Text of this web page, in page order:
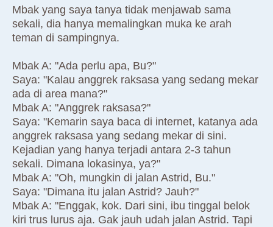
Mbak yang saya tanya tidak menjawab sama
sekali, dia hanya memalingkan muka ke arah
teman di sampingnya.
Mbak A: "Ada perlu apa, Bu?"
Saya: "Kalau anggrek raksasa yang sedang mekar
ada di area mana?"
Mbak A: "Anggrek raksasa?"
Saya: "Kemarin saya baca di internet, katanya ada
anggrek raksasa yang sedang mekar di sini.
Kejadian yang hanya terjadi antara 2-3 tahun
sekali. Dimana lokasinya, ya?"
Mbak A: "Oh, mungkin di jalan Astrid, Bu."
Saya: "Dimana itu jalan Astrid? Jauh?"
Mbak A: "Enggak, kok. Dari sini, ibu tinggal belok
kiri trus lurus aja. Gak jauh udah jalan Astrid. Tapi